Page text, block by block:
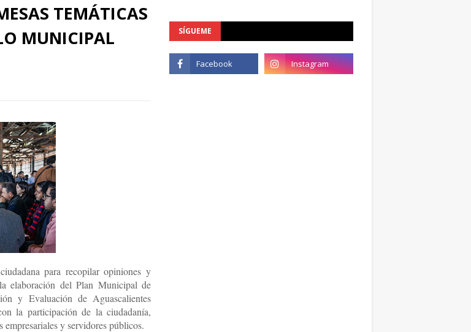
TEMÁTICAS
MUNICIPAL
para recopilar opiniones y
elaboración del Plan Municipal de
y Evaluación de Aguascalientes
la participación de la ciudadanía,
empresariales y servidores públicos.
SÍGUEME